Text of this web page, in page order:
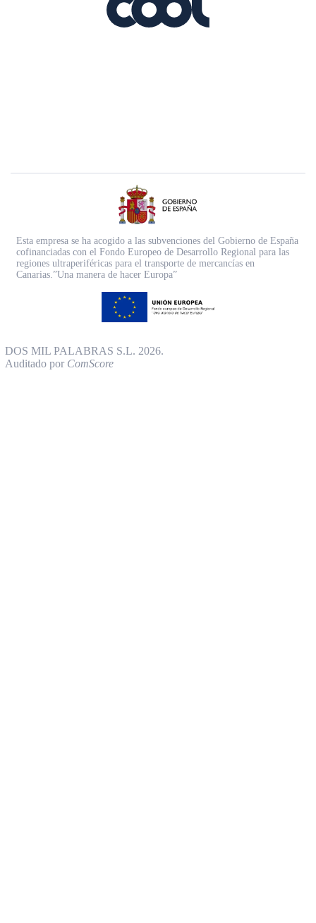
Esta empresa se ha acogido a las subvenciones del Gobierno de España
cofinanciadas con el Fondo Europeo de Desarrollo Regional para las
regiones ultraperiféricas para el transporte de mercancías en
Canarias.”Una manera de hacer Europa”
DOS MIL PALABRAS S.L. 2026.
Auditado por ComScore